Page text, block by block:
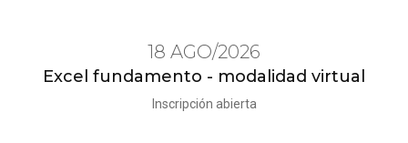
18 AGO/2026
Excel fundamento - modalidad virtual
Inscripción abierta